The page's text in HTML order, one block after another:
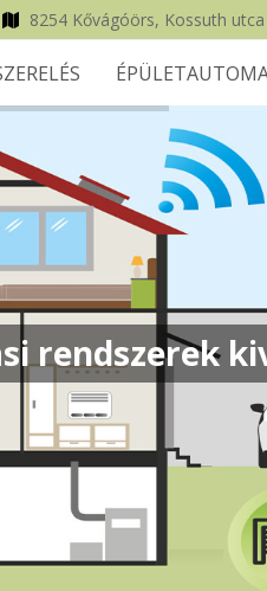
8254 Kővágóörs, Kossuth utca
rendszerek